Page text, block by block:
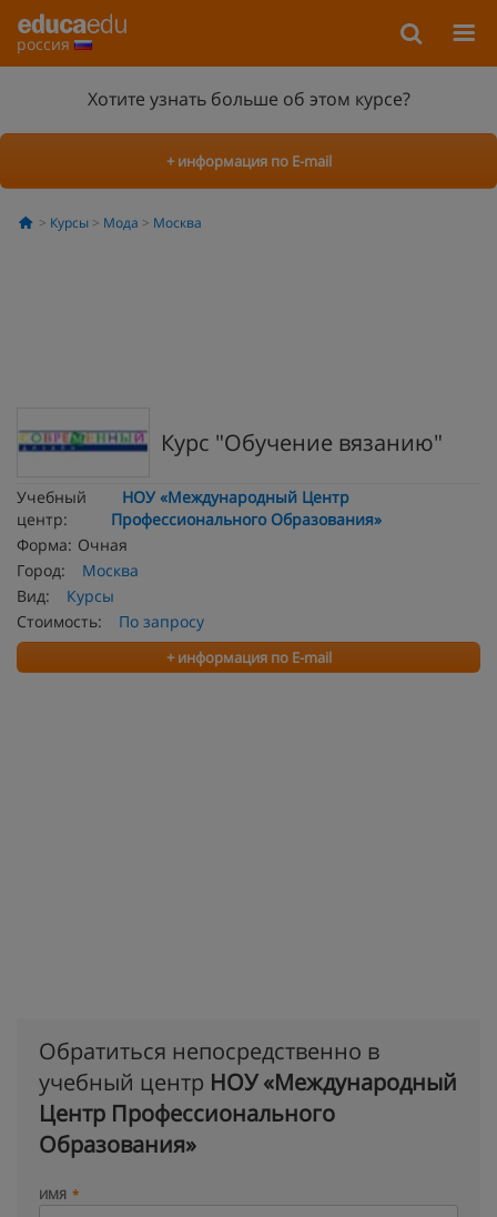
россия
Хотите узнать больше об этом курсе?
+ информация по E-mail
Курсы Мода Москва
Курс "Обучение вязанию"
Учебный
центр:
НОУ «Международный Центр
Профессионального Образования»
Форма: Очная
Город:
Москва
Вид:
Курсы
Стоимость:
По запросу
+ информация по E-mail
Обратиться непосредственно в
учебный центр НОУ «Международный
Центр Профессионального
Образования»
ИМЯ